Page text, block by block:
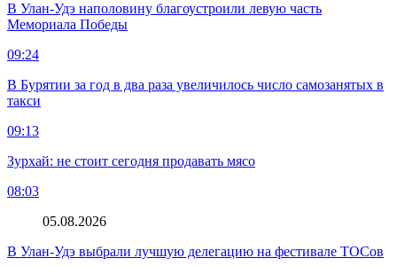
В Улан-Удэ наполовину благоустроили левую часть
Мемориала Победы
09:24
В Бурятии за год в два раза увеличилось число самозанятых в
такси
09:13
Зурхай: не стоит сегодня продавать мясо
08:03
05.08.2026
В Улан-Удэ выбрали лучшую делегацию на фестивале ТОСов